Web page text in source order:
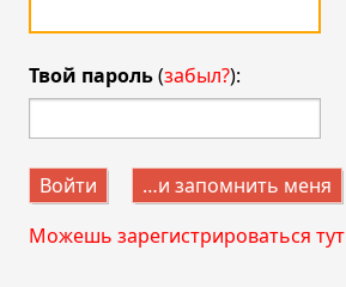
Твой пароль(забыл?):
Войти
…и запомнить меня
Можешь зарегистрироваться тут